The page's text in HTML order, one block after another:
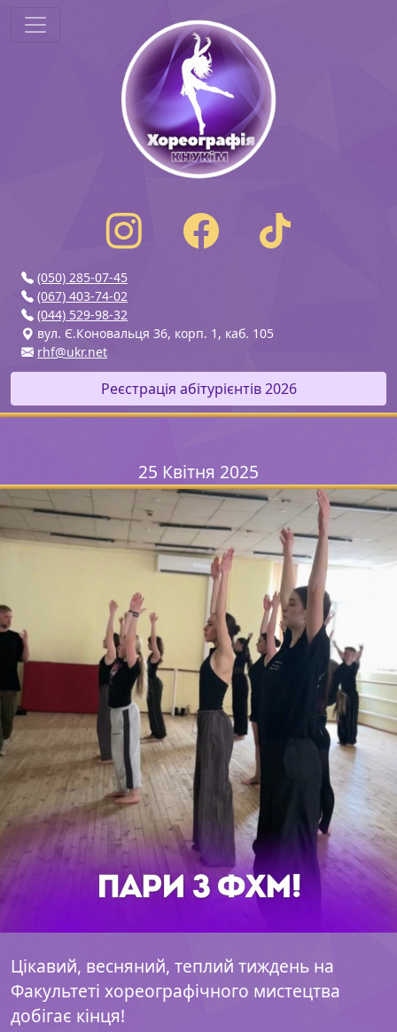
(050) 285-07-45
(067) 403-74-02
(044) 529-98-32
вул. Є.Коновальця 36, корп. 1, каб. 105
rhf@ukr.net
Реєстрація абітурієнтів 2026
25 Квітня 2025
Цікавий, весняний, теплий тиждень на
Факультеті хореографічного мистецтва
добігає кінця!